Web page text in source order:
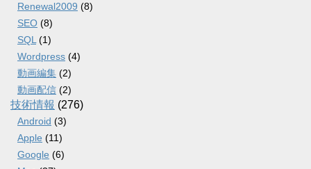
Renewal2009 (8)
SEO (8)
SQL (1)
Wordpress (4)
動画編集 (2)
動画配信 (2)
技術情報 (276)
Android (3)
Apple (11)
Google (6)